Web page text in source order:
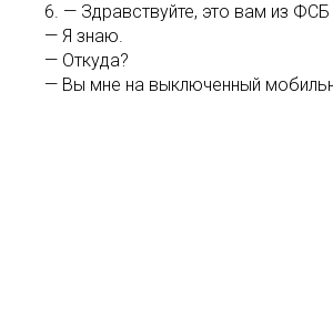
6. — Здравствуйте, это вам из ФСБ
— Я знаю.
— Откуда?
— Вы мне на выключенный